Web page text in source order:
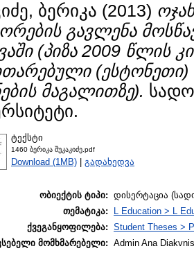
ბერიკა (2013)
გავლენა
(პიზა 2009 წლის
(ესტონეთი)
მაგალითზე).
ტექსტი
1460 ბერიკა შუკაკიძე.pdf
Download (1MB) | გადახედვა
ობიექტის ტიპი: დისერტაცია
თემატიკა:
L Education > L
ქვეგანყოფილება: Student Theses >
მომხმარებელი: Admin Ana